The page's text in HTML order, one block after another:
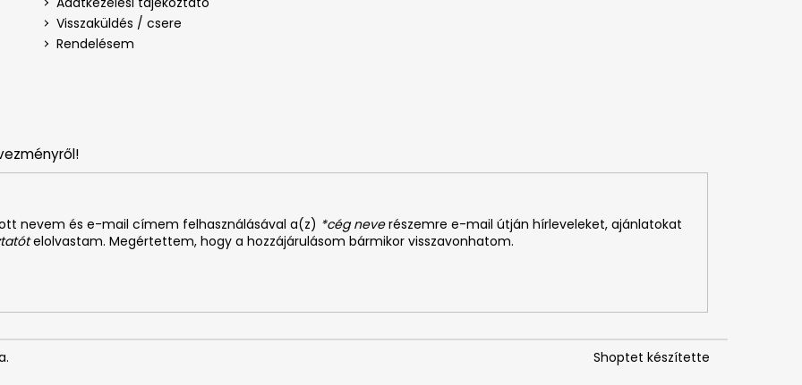
nevem és e-mail címem felhasználásával a(z) *cég neverészemre e-mail útján hírleveleket, ajánlatokat
elolvastam. Megértettem, hogy a hozzájárulásom bármikor visszavonhatom.
Visszaküldés / csere
Rendelésem
Shoptet készítette